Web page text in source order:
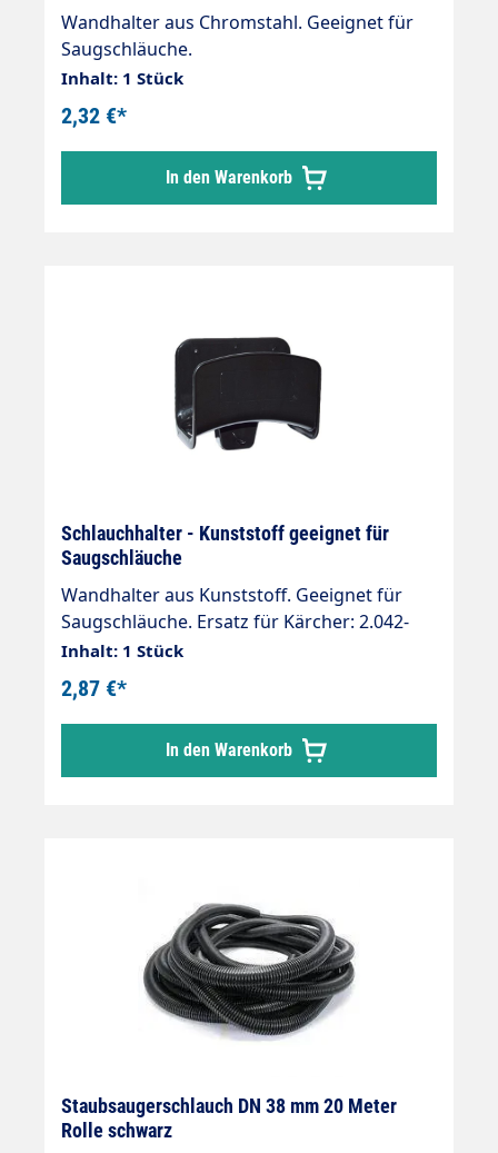
Wandhalter aus Chromstahl. Geeignet für
Saugschläuche.
Inhalt: 1 Stück
2,32 €*
In den Warenkorb
Schlauchhalter - Kunststoff geeignet für
Saugschläuche
Wandhalter aus Kunststoff. Geeignet für
Saugschläuche. Ersatz für Kärcher: 2.042-
001.0
Inhalt: 1 Stück
2,87 €*
In den Warenkorb
Staubsaugerschlauch DN 38 mm 20 Meter
Rolle schwarz